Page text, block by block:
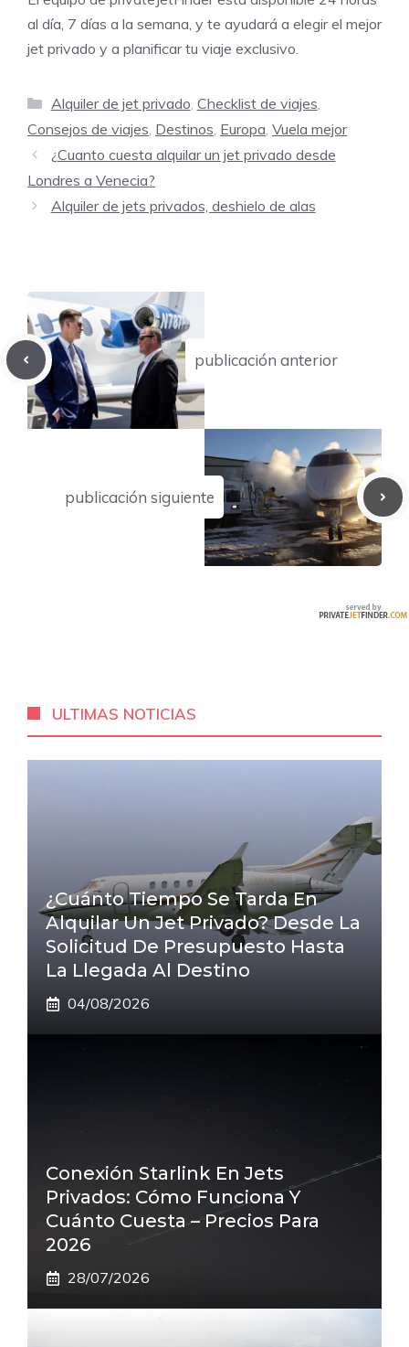
al día, 7 días a la semana, y te ayudará a elegir el mejor
jet privado y a planificar tu viaje exclusivo.
Categorías
Alquiler de jet privado Checklist de viajes
Consejos de viajes Destinos Europa Vuela mejor
¿Cuanto cuesta alquilar un jet privado desde
Londres a Venecia?
Alquiler de jets privados, deshielo de alas
publicación anterior
publicación siguiente
ULTIMAS NOTICIAS
¿Cuánto Tiempo Se Tarda En
Alquilar Un Jet Privado? Desde La
Solicitud De Presupuesto Hasta
La Llegada Al Destino
04/08/2026
Conexión Starlink En Jets
Privados: Cómo Funciona Y
Cuánto Cuesta – Precios Para
2026
28/07/2026